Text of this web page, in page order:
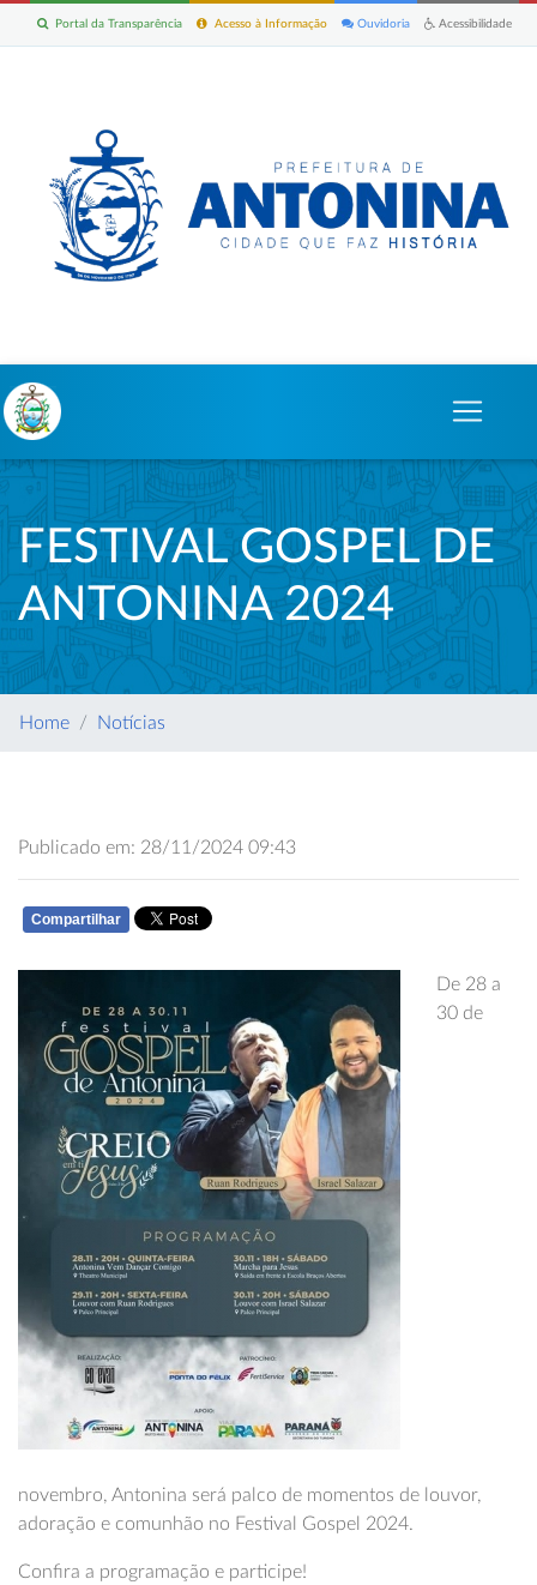
Acessibilidade
Ouvidoria
Acesso à Informação
Portal da Transparência
FESTIVAL GOSPEL DE
ANTONINA 2024
Home Notícias
Publicado em: 28/11/2024 09:43
Compartilhar
De 28 a
30 de
novembro, Antonina será palco de momentos de louvor,
adoração e comunhão no Festival Gospel 2024.
Confira a programação e participe!